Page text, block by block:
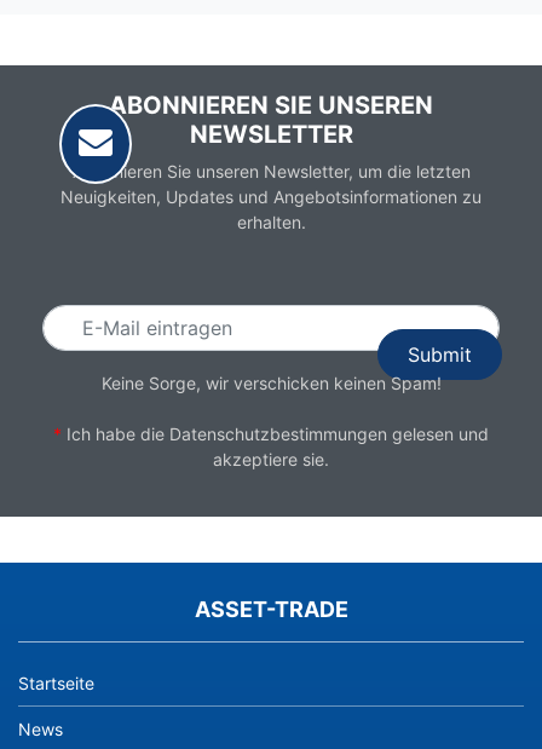
ABONNIEREN SIE UNSEREN
NEWSLETTER
Abonnieren Sie unseren Newsletter, um die letzten
Neuigkeiten, Updates und Angebotsinformationen zu
erhalten.
Keine Sorge, wir verschicken keinen Spam!
* Ich habe die Datenschutzbestimmungen gelesen und
akzeptiere sie.
ASSET-TRADE
Startseite
News